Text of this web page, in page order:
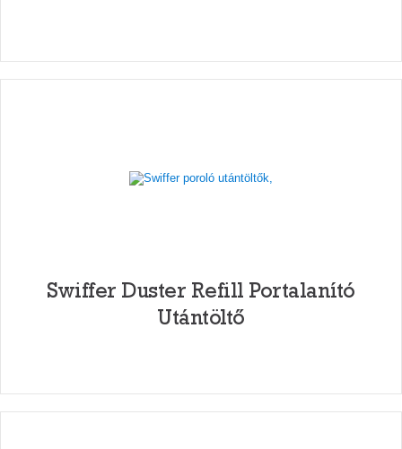
Swiffer Duster Refill Portalanító
Utántöltő